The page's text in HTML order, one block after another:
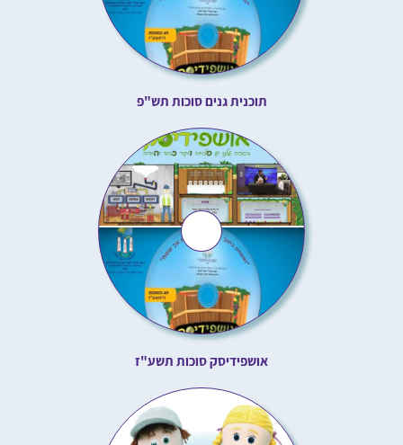
תוכנית גנים סוכות תש"פ
אושפידיסק סוכות תשע"ז